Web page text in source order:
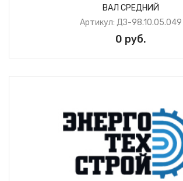
ВАЛ СРЕДНИЙ
Артикул: ДЗ-98.10.05.049
0 руб.